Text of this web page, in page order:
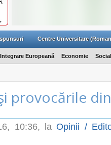
Centre Universitare
Integrare Europeană Economie Social
provocările
10:36, la Opinii /